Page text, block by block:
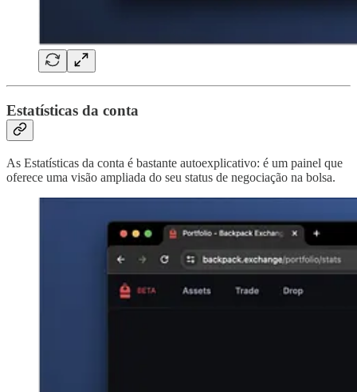
Estatísticas da conta
As Estatísticas da conta é bastante autoexplicativo: é um painel que
oferece uma visão ampliada do seu status de negociação na bolsa.